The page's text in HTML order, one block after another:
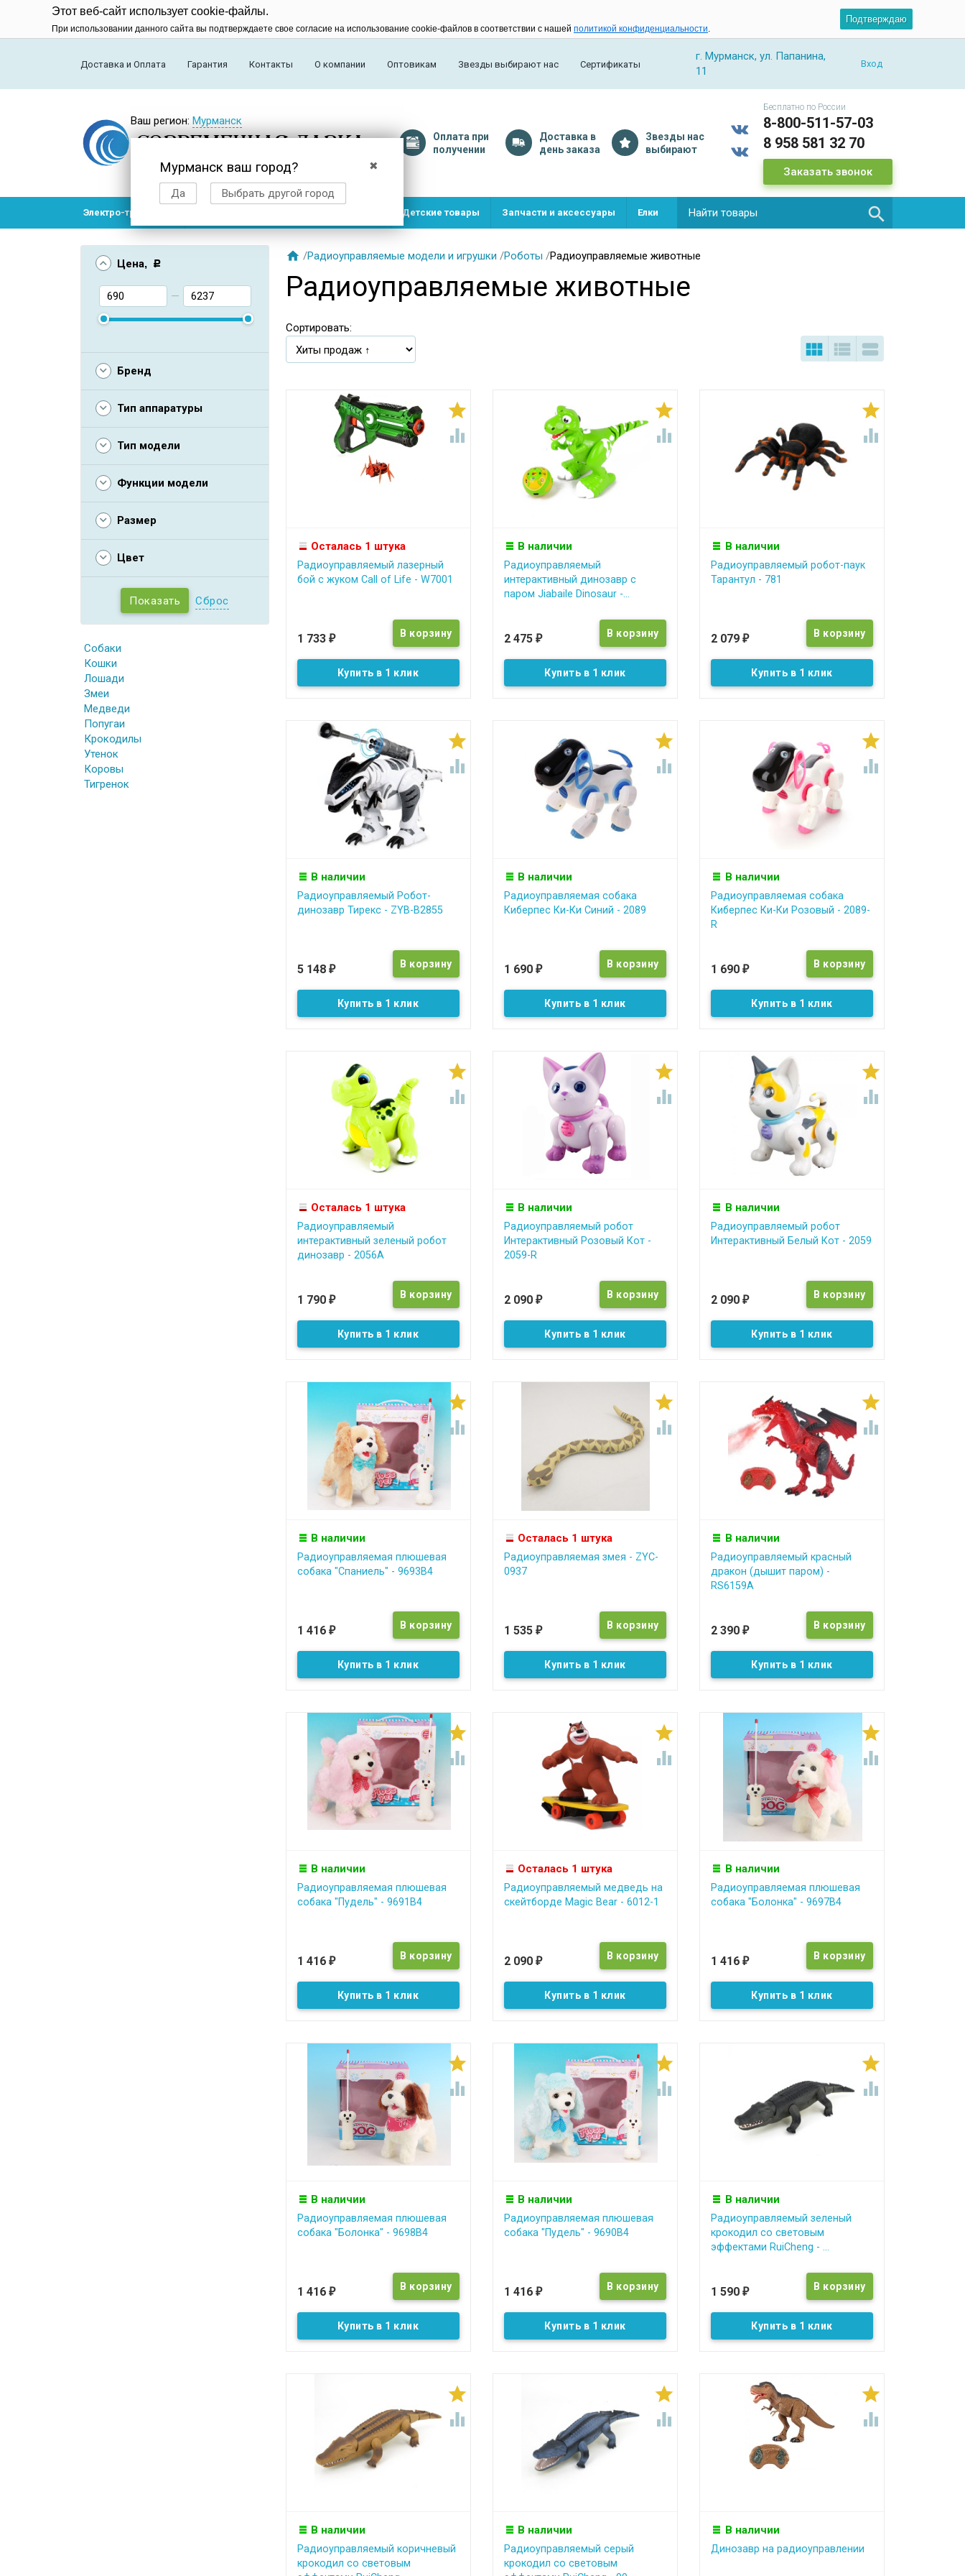
Этот веб-сайт использует cookie-файлы.
При использовании данного сайта вы подтверждаете свое согласие на использование cookie-файлов в соответствии с нашей политикой конфиденциальности.
Подтверждаю
Доставка и Оплата Гарантия Контакты О компании Оптовикам Звезды выбирают нас Сертификаты
г. Мурманск, ул. Папанина,
11
Вход
Ваш регион:Мурманск
✖
Мурманск ваш город?
Да Выбрать другой город
Оплата при
получении
Доставка в
день заказа
Звезды нас
выбирают
Бесплатно по России
8-800-511-57-03
8 958 581 32 70
Заказать звонок
Электро-транспорт Детские товары Запчасти и аксессуары Елки 
Цена , Р
—
Бренд
Тип аппаратуры
Тип модели
Функции модели
Размер
Цвет
Сброс
Собаки
Кошки
Лошади
Змеи
Медведи
Попугаи
Крокодилы
Утенок
Коровы
Тигренок
 /Радиоуправляемые модели и игрушки /Роботы /Радиоуправляемые животные
Радиоуправляемые животные
Сортировать:
  


Осталась 1 штука
Радиоуправляемый лазерный
бой с жуком Call of Life - W7001
1 733 ₽
Купить в 1 клик


В наличии
Радиоуправляемый
интерактивный динозавр с
паром Jiabaile Dinosaur -...
2 475 ₽
Купить в 1 клик


В наличии
Радиоуправляемый робот-паук
Тарантул - 781
2 079 ₽
Купить в 1 клик


В наличии
Радиоуправляемый Робот-
динозавр Тирекс - ZYB-B2855
5 148 ₽
Купить в 1 клик


В наличии
Радиоуправляемая собака
Киберпес Ки-Ки Синий - 2089
1 690 ₽
Купить в 1 клик


В наличии
Радиоуправляемая собака
Киберпес Ки-Ки Розовый - 2089-
R
1 690 ₽
Купить в 1 клик


Осталась 1 штука
Радиоуправляемый
интерактивный зеленый робот
динозавр - 2056A
1 790 ₽
Купить в 1 клик


В наличии
Радиоуправляемый робот
Интерактивный Розовый Кот -
2059-R
2 090 ₽
Купить в 1 клик


В наличии
Радиоуправляемый робот
Интерактивный Белый Кот - 2059
2 090 ₽
Купить в 1 клик


В наличии
Радиоуправляемая плюшевая
собака "Спаниель" - 9693B4
1 416 ₽
Купить в 1 клик


Осталась 1 штука
Радиоуправляемая змея - ZYC-
0937
1 535 ₽
Купить в 1 клик


В наличии
Радиоуправляемый красный
дракон (дышит паром) -
RS6159A
2 390 ₽
Купить в 1 клик


В наличии
Радиоуправляемая плюшевая
собака "Пудель" - 9691B4
1 416 ₽
Купить в 1 клик


Осталась 1 штука
Радиоуправляемый медведь на
скейтборде Magic Bear - 6012-1
2 090 ₽
Купить в 1 клик


В наличии
Радиоуправляемая плюшевая
собака "Болонка" - 9697B4
1 416 ₽
Купить в 1 клик


В наличии
Радиоуправляемая плюшевая
собака "Болонка" - 9698B4
1 416 ₽
Купить в 1 клик


В наличии
Радиоуправляемая плюшевая
собака "Пудель" - 9690B4
1 416 ₽
Купить в 1 клик


В наличии
Радиоуправляемый зеленый
крокодил со световым
эффектами RuiCheng - ...
1 590 ₽
Купить в 1 клик


В наличии
Радиоуправляемый коричневый
крокодил со световым


В наличии
Радиоуправляемый серый
крокодил со световым


В наличии
Динозавр на радиоуправлении